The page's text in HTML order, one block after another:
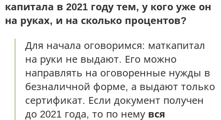
капитала в 2021 году тем, у кого уже он
на руках, и на сколько процентов?
Для начала оговоримся: маткапитал
на руки не выдают. Его можно
направлять на оговоренные нужды в
безналичной форме, а выдают только
сертификат. Если документ получен
до 2021 года, то по нему вся